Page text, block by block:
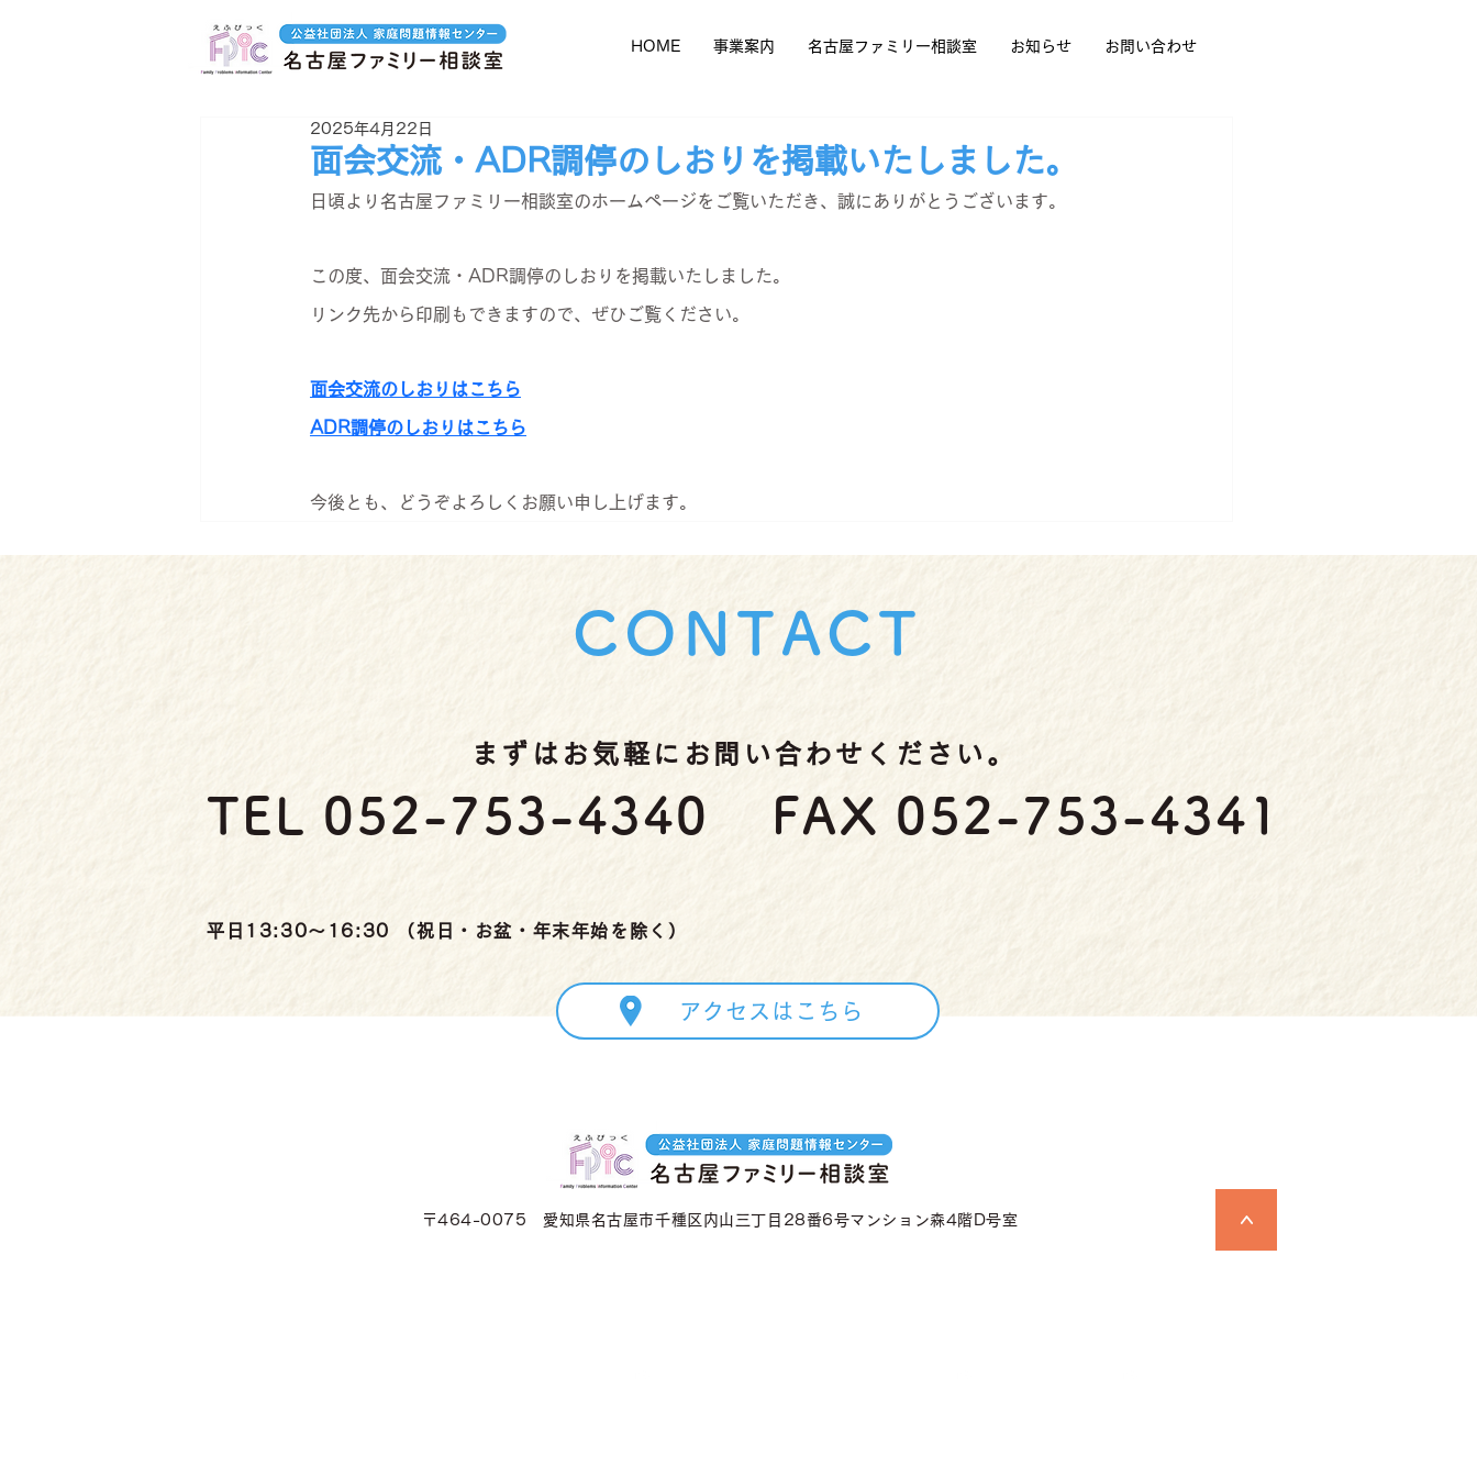
HOME 事業案内 名古屋ファミリー相談室 お知らせ お問い合わせ
面会交流・ADR調停のしおりを掲載いたしました。
2025年4月22日
日頃より名古屋ファミリー相談室のホームページをご覧いただき、誠にありがとうございます。
この度、面会交流・ADR調停のしおりを掲載いたしました。
リンク先から印刷もできますので、ぜひご覧ください。
面会交流のしおりはこちら
ADR調停のしおりはこちら
今後とも、どうぞよろしくお願い申し上げます。
CONTACT
平日13:30～16:30 （祝日・お盆・年末年始を除く）
TEL 052-753-4340 FAX 052-753-4341
まずはお気軽にお問い合わせください。
アクセスはこちら
〒464-0075 愛知県名古屋市千種区内山三丁目28番6号マンション森4階D号室